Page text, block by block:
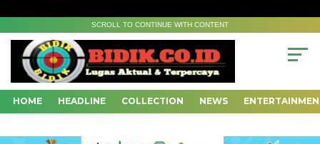
SCROLL TO CONTINUE WITH CONTENT
HOME HEADLINE COLLECTION NEWS